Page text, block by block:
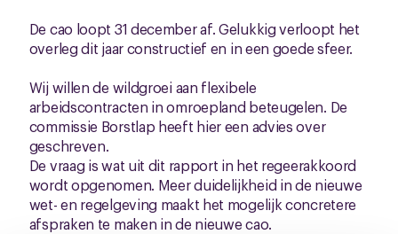
De cao loopt 31 december af. Gelukkig verloopt het
overleg dit jaar constructief en in een goede sfeer.
Wij willen de wildgroei aan flexibele
arbeidscontracten in omroepland beteugelen. De
commissie Borstlap heeft hier een advies over
geschreven.
De vraag is wat uit dit rapport in het regeerakkoord
wordt opgenomen. Meer duidelijkheid in de nieuwe
wet- en regelgeving maakt het mogelijk concretere
afspraken te maken in de nieuwe cao.